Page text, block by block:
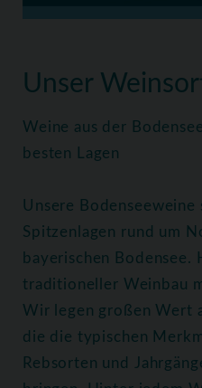
Unser
Weine aus der
besten Lagen
Unsere Bodenseeweine
Spitzenlagen rund um
bayerischen Bodensee.
traditioneller Weinbau
Wir legen großen Wert
die die typischen
Rebsorten und